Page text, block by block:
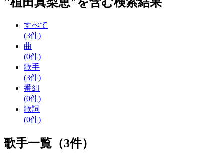
すべて
(3件)
曲
(0件)
歌手
(3件)
番組
(0件)
歌詞
(0件)
歌手一覧（3件）